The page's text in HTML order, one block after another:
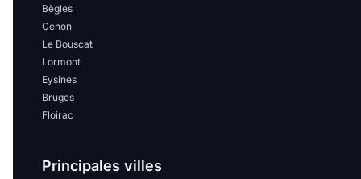
Bègles
Cenon
Le Bouscat
Lormont
Eysines
Bruges
Floirac
Principales villes